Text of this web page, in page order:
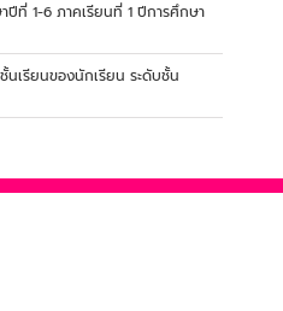
ปีที่ 1-6 ภาคเรียนที่ 1 ปีการศึกษา
นเรียนของนักเรียน ระดับชั้น